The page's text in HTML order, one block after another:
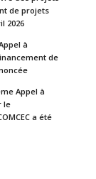
de projets
2026
à
de
Appel à
le
a été